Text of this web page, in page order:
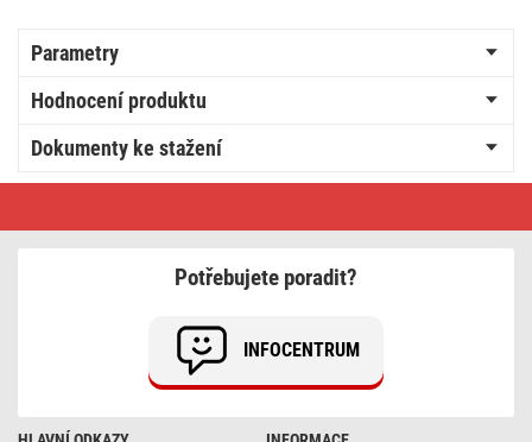
Parametry
Hodnocení produktu
Dokumenty ke stažení
zásuvka
Potřebujete poradit?
INFOCENTRUM